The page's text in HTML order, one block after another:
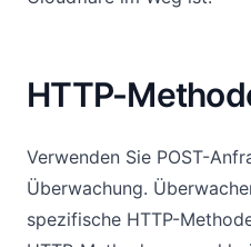
HTTP-
Verwenden Sie POST-
Überwachung.
spezifische HTTP-